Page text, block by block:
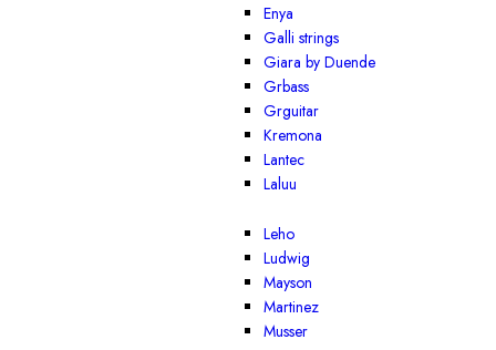
Enya
Galli strings
Giara by Duende
Grbass
Grguitar
Kremona
Lantec
Laluu
Leho
Ludwig
Mayson
Martinez
Musser